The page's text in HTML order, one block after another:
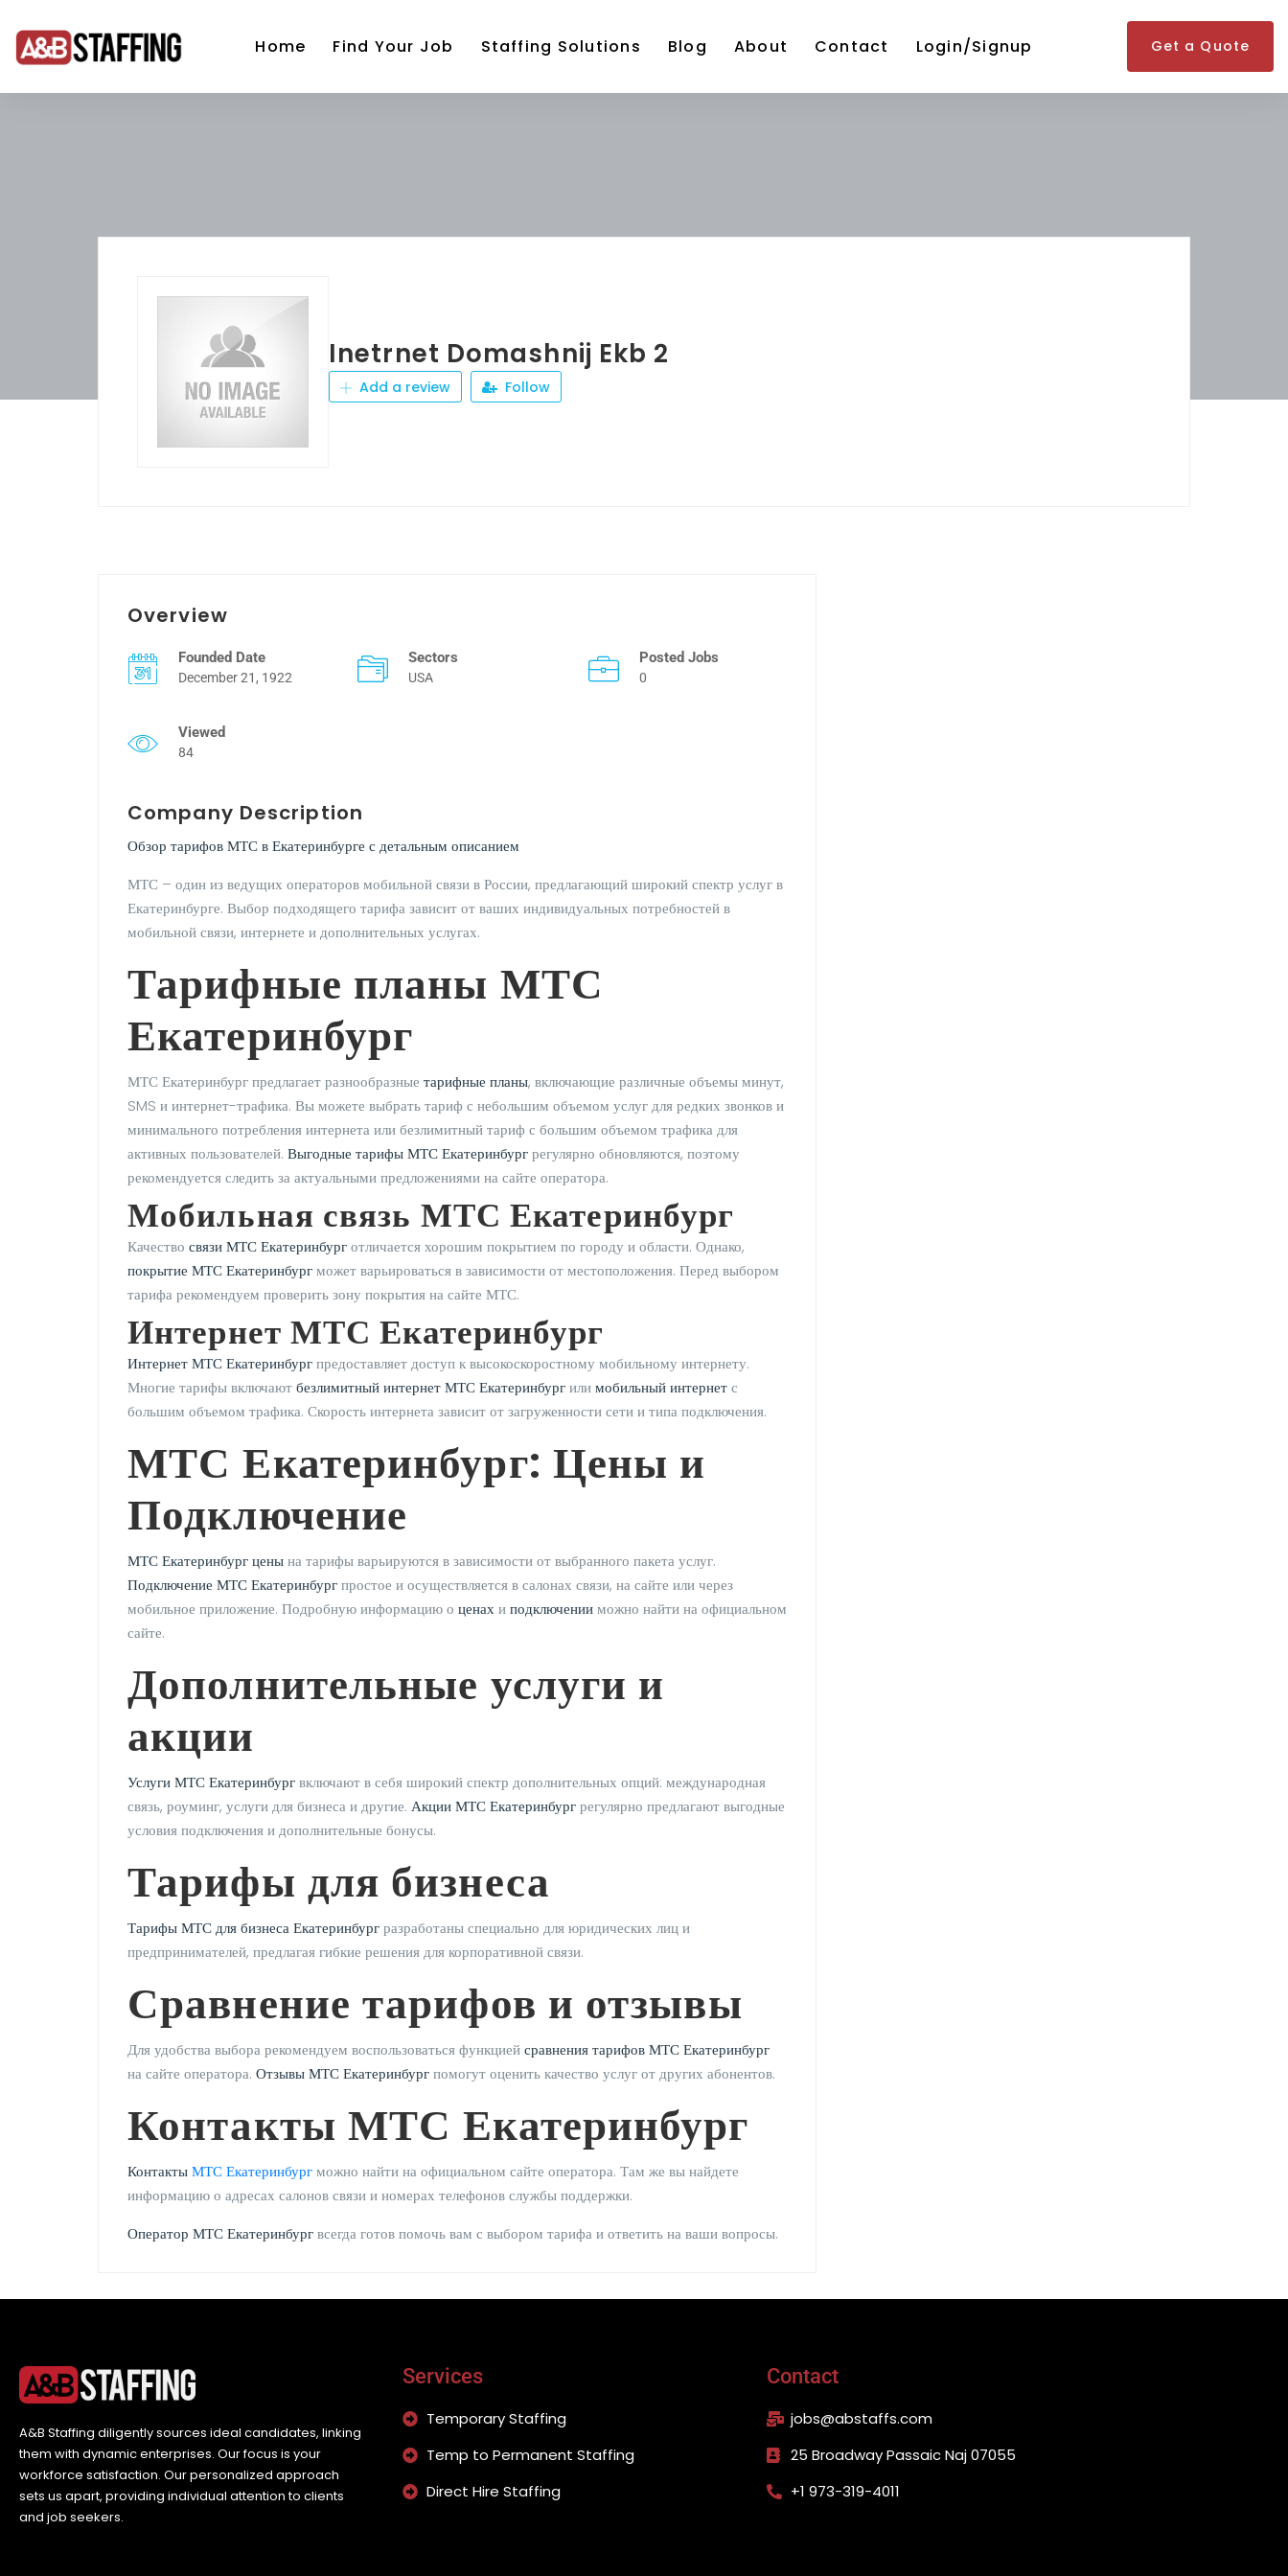
Home Find Your Job Staffing Solutions Blog About Contact Login/Signup Get a Quote
Inetrnet Domashnij Ekb 2
Add a review Follow
Overview
Founded Date
December 21, 1922
Sectors
USA
Posted Jobs
0
Viewed
84
Company Description
Обзор тарифов МТС в Екатеринбурге с детальным описанием
МТС – один из ведущих операторов мобильной связи в России, предлагающий широкий спектр услуг в
Екатеринбурге. Выбор подходящего тарифа зависит от ваших индивидуальных потребностей в
мобильной связи, интернете и дополнительных услугах.
Тарифные планы МТС
Екатеринбург
МТС Екатеринбург предлагает разнообразные тарифные планы, включающие различные объемы минут,
SMS и интернет-трафика. Вы можете выбрать тариф с небольшим объемом услуг для редких звонков и
минимального потребления интернета или безлимитный тариф с большим объемом трафика для
активных пользователей. Выгодные тарифы МТС Екатеринбургрегулярно обновляются, поэтому
рекомендуется следить за актуальными предложениями на сайте оператора.
Мобильная связь МТС Екатеринбург
Качество связи МТС Екатеринбурготличается хорошим покрытием по городу и области. Однако,
покрытие МТС Екатеринбургможет варьироваться в зависимости от местоположения. Перед выбором
тарифа рекомендуем проверить зону покрытия на сайте МТС.
Интернет МТС Екатеринбург
Интернет МТС Екатеринбургпредоставляет доступ к высокоскоростному мобильному интернету.
Многие тарифы включаютбезлимитный интернет МТС Екатеринбургилимобильный интернетс
большим объемом трафика. Скорость интернета зависит от загруженности сети и типа подключения.
МТС Екатеринбург: Цены и
Подключение
МТС Екатеринбург ценына тарифы варьируются в зависимости от выбранного пакета услуг.
Подключение МТС Екатеринбургпростое и осуществляется в салонах связи, на сайте или через
мобильное приложение. Подробную информацию о ценахиподключенииможно найти на официальном
сайте.
Дополнительные услуги и
акции
Услуги МТС Екатеринбургвключают в себя широкий спектр дополнительных опций: международная
связь, роуминг, услуги для бизнеса и другие. Акции МТС Екатеринбургрегулярно предлагают выгодные
условия подключения и дополнительные бонусы.
Тарифы для бизнеса
Тарифы МТС для бизнеса Екатеринбургразработаны специально для юридических лиц и
предпринимателей, предлагая гибкие решения для корпоративной связи.
Сравнение тарифов и отзывы
Для удобства выбора рекомендуем воспользоваться функциейсравнения тарифов МТС Екатеринбург
на сайте оператора. Отзывы МТС Екатеринбургпомогут оценить качество услуг от других абонентов.
Контакты МТС Екатеринбург
КонтактыМТС Екатеринбургможно найти на официальном сайте оператора. Там же вы найдете
информацию о адресах салонов связи и номерах телефонов службы поддержки.
Оператор МТС Екатеринбургвсегда готов помочь вам с выбором тарифа и ответить на ваши вопросы.
A&B Staffing diligently sources ideal candidates, linking
them with dynamic enterprises. Our focus is your
workforce satisfaction. Our personalized approach
sets us apart, providing individual attention to clients
and job seekers.
Services
Temporary Staffing
Temp to Permanent Staffing
Direct Hire Staffing
Contact
jobs@abstaffs.com
25 Broadway Passaic Naj 07055
+1 973-319-4011